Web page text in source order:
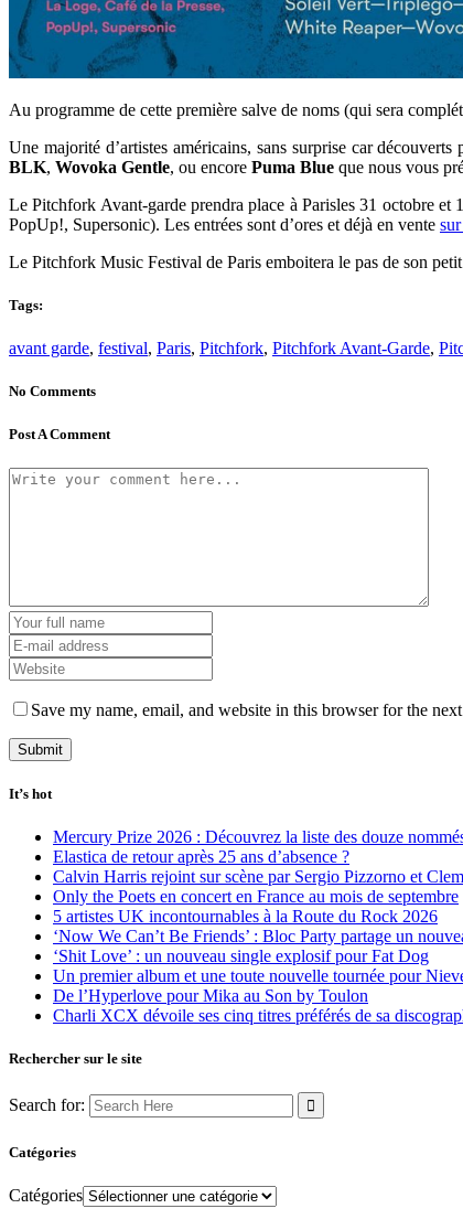
Au programme de cette première salve de noms (qui sera
Une majorité d’artistes américains, sans surprise car
BLK, Wovoka Gentle, ou encore Puma Blue que nous vous
Le Pitchfork Avant-garde prendra place à Parisles 31 octobre
PopUp!, Supersonic). Les entrées sont d’ores et déjà en vente
Le Pitchfork Music Festival de Paris emboitera le pas de son
Tags:
avant garde, festival, Paris, Pitchfork, Pitchfork Avant-Garde,
No Comments
Post A Comment
Save my name, email, and website in this browser for the
It’s hot
Mercury Prize 2026 : Découvrez la liste des douze
Elastica de retour après 25 ans d’absence ?
Calvin Harris rejoint sur scène par Sergio Pizzorno et
Only the Poets en concert en France au mois de septembre
5 artistes UK incontournables à la Route du Rock 2026
‘Now We Can’t Be Friends’ : Bloc Party partage un
‘Shit Love’ : un nouveau single explosif pour Fat Dog
Un premier album et une toute nouvelle tournée pour
De l’Hyperlove pour Mika au Son by Toulon
Charli XCX dévoile ses cinq titres préférés de sa
Rechercher sur le site
Search for:
Catégories
Catégories